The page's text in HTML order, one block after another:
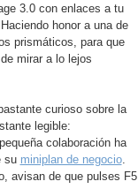
3.0 con enlaces a tu
honor a una de
prismáticos, para que
mirar a lo lejos
curioso sobre la
legible:
colaboración ha
su miniplan de negocio.
avisan de que pulses F5